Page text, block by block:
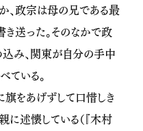
、政宗は母の兄である最
送った。そのなかで政
込み、関東が自分の手中
ている。
をあげずして口惜しき
述懐している（『木村